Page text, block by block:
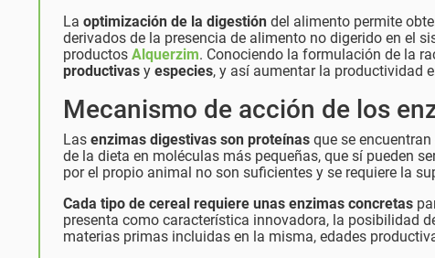
La optimización de la digestión del alimento permite
derivados de la presencia de alimento no digerido en el
productos Alquerzim. Conociendo la formulación de la
productivas y especies, y así aumentar la productividad
Mecanismo de acción de los
Las enzimas digestivas son proteínas que se
de la dieta en moléculas más pequeñas, que sí pueden
por el propio animal no son suficientes y se requiere la
Cada tipo de cereal requiere unas enzimas concretas
presenta como característica innovadora, la posibilidad
materias primas incluidas en la misma, edades